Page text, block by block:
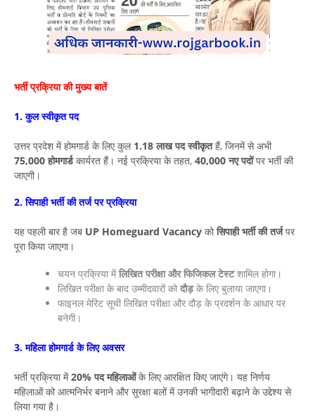
भर्ती प्रक्रिया की मुख्य बातें
1. कुल स्वीकृत पद
उत्तर प्रदेश में होमगार्ड के लिए कुल 1.18 लाख पद स्वीकृतहैं, जिनमें से अभी
75,000 होमगार्डकार्यरत हैं। नई प्रक्रिया के तहत, 40,000 नए पदोंपर भर्ती की
जाएगी।
2. सिपाही भर्ती की तर्ज पर प्रक्रिया
यह पहली बार है जब UP Homeguard Vacancy कोसिपाही भर्ती की तर्जपर
पूरा किया जाएगा।
चयन प्रक्रिया मेंलिखित परीक्षा और फिजिकल टेस्टशामिल होगा।
लिखित परीक्षा के बाद उम्मीदवारों को दौड़के लिए बुलाया जाएगा।
फाइनल मेरिट सूची लिखित परीक्षा और दौड़ के प्रदर्शन के आधार पर
बनेगी।
3. महिला होमगार्ड के लिए अवसर
भर्ती प्रक्रिया में20% पद महिलाओंके लिए आरक्षित किए जाएंगे। यह निर्णय
महिलाओं को आत्मनिर्भर बनाने और सुरक्षा बलों में उनकी भागीदारी बढ़ाने के उद्देश्य से
लिया गया है।